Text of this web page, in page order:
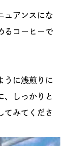
ュアンスにな
るコーヒーで
うに浅煎りに
、しっかりと
てみてくださ